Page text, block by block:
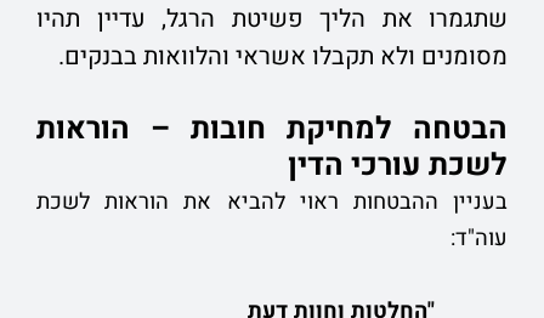
שתגמרו את הליך פשיטת הרגל, עדיין תהיו
מסומנים ולא תקבלו אשראי והלוואות בבנקים.
הבטחה למחיקת חובות – הוראות
לשכת עורכי הדין
בעניין ההבטחות ראוי להביא את הוראות לשכת
עוה"ד:
"החלטות וחוות דעת